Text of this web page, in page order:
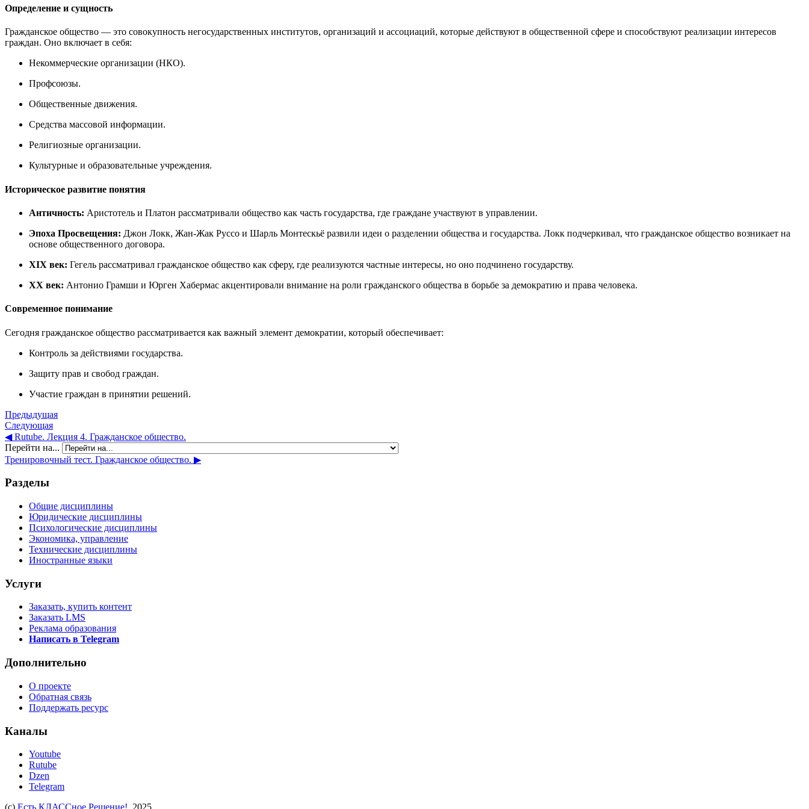
Определение и сущность
Гражданское общество — это совокупность негосударственных институтов, организаций и ассоциаций, которые действуют в общественной сфере и способствуют реализации интересов
граждан. Оно включает в себя:
Некоммерческие организации (НКО).
Профсоюзы.
Общественные движения.
Средства массовой информации.
Религиозные организации.
Культурные и образовательные учреждения.
Историческое развитие понятия
Античность: Аристотель и Платон рассматривали общество как часть государства, где граждане участвуют в управлении.
Эпоха Просвещения: Джон Локк, Жан-Жак Руссо и Шарль Монтескьё развили идеи о разделении общества и государства. Локк подчеркивал, что гражданское общество возникает на
основе общественного договора.
XIX век: Гегель рассматривал гражданское общество как сферу, где реализуются частные интересы, но оно подчинено государству.
XX век: Антонио Грамши и Юрген Хабермас акцентировали внимание на роли гражданского общества в борьбе за демократию и права человека.
Современное понимание
Сегодня гражданское общество рассматривается как важный элемент демократии, который обеспечивает:
Контроль за действиями государства.
Защиту прав и свобод граждан.
Участие граждан в принятии решений.
Предыдущая
Следующая
◀︎ Rutube. Лекция 4. Гражданское общество.
Перейти на...
Тренировочный тест. Гражданское общество. ▶︎
Разделы
Общие дисциплины
Юридические дисциплины
Психологические дисциплины
Экономика, управление
Технические дисциплины
Иностранные языки
Услуги
Заказать, купить контент
Заказать LMS
Реклама образования
Написать в Telegram
Дополнительно
О проекте
Обратная связь
Поддержать ресурс
Каналы
Youtube
Rutube
Dzen
Telegram